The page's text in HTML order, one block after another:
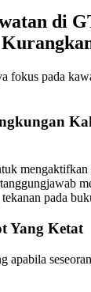
di
fokus pada
pada
Yang Ketat
apabila